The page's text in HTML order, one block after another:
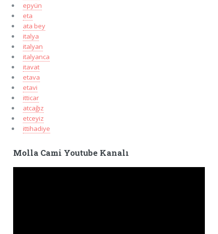
epyün
eta
ata bey
italya
italyan
italyanca
itavat
etava
etavi
itticar
atcağız
etceyiz
ittihadiye
Molla Cami Youtube Kanalı